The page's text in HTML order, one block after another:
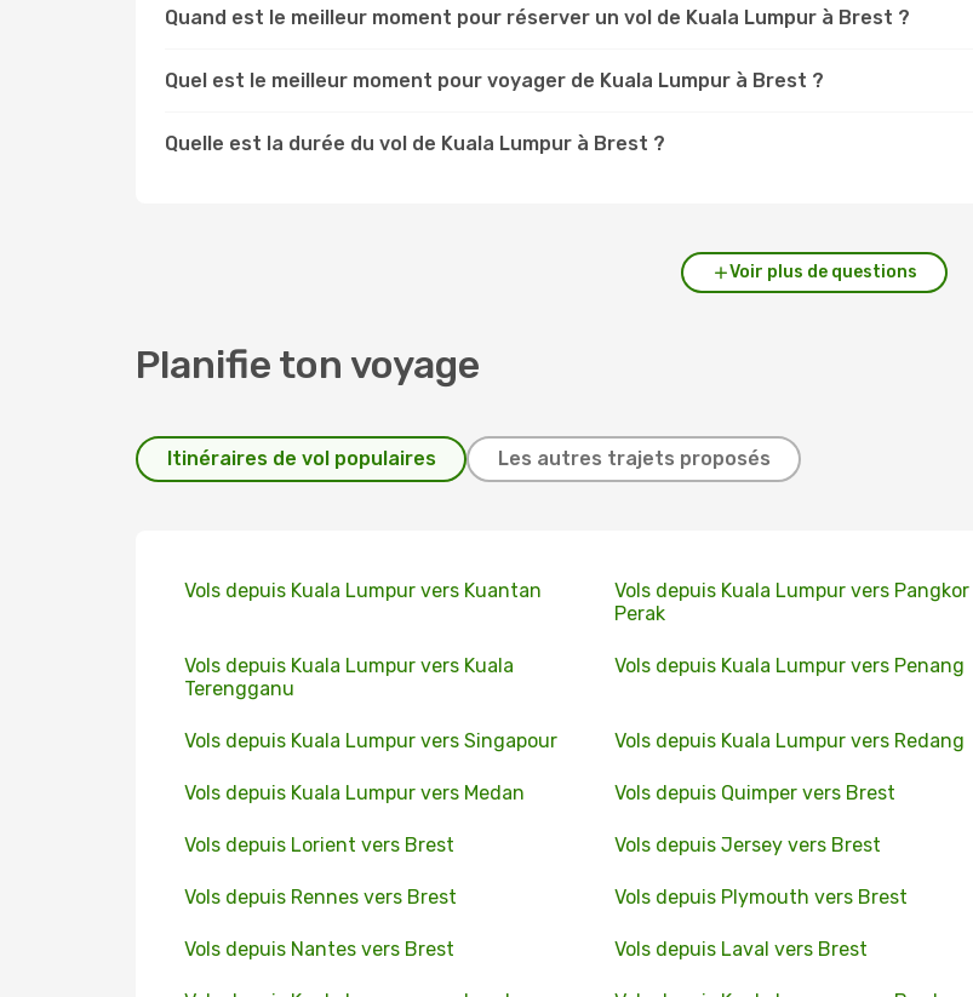
Quand est le meilleur moment pour réserver un vol de Kuala Lumpur à Brest ?
Quel est le meilleur moment pour voyager de Kuala Lumpur à Brest ?
Quelle est la durée du vol de Kuala Lumpur à Brest ?
Voir plus de questions
Planifie ton voyage
Itinéraires de vol populaires Les autres trajets proposés
Vols depuis Kuala Lumpur vers Kuantan
Vols depuis Kuala Lumpur vers Pangkor
Perak
Vols depuis Kuala Lumpur vers Kuala
Terengganu
Vols depuis Kuala Lumpur vers Penang
Vols depuis Kuala Lumpur vers Singapour Vols depuis Kuala Lumpur vers Redang
Vols depuis Kuala Lumpur vers Medan Vols depuis Quimper vers Brest
Vols depuis Lorient vers Brest Vols depuis Jersey vers Brest
Vols depuis Rennes vers Brest Vols depuis Plymouth vers Brest
Vols depuis Nantes vers Brest Vols depuis Laval vers Brest